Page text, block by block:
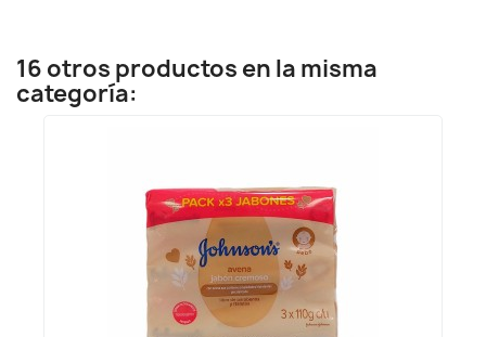
16 otros productos en la misma
categoría: